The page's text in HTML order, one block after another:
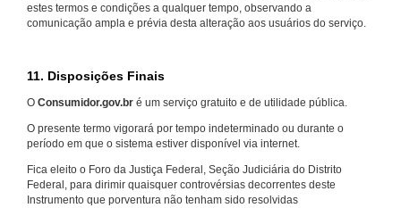
estes termos e condições a qualquer tempo, observando a
comunicação ampla e prévia desta alteração aos usuários do serviço.
11. Disposições Finais
O Consumidor.gov.br é um serviço gratuito e de utilidade pública.
O presente termo vigorará por tempo indeterminado ou durante o
período em que o sistema estiver disponível via internet.
Fica eleito o Foro da Justiça Federal, Seção Judiciária do Distrito
Federal, para dirimir quaisquer controvérsias decorrentes deste
Instrumento que porventura não tenham sido resolvidas